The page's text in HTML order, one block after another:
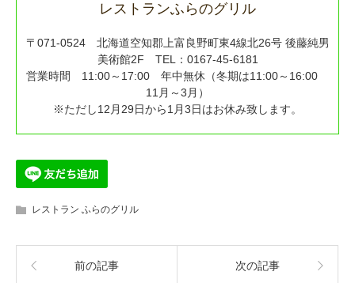
レストランふらのグリル
〒071-0524 北海道空知郡上富良野町東4線北26号 後藤純男
美術館2F TEL：0167-45-6181
営業時間 11:00～17:00 年中無休（冬期は11:00～16:00
11月～3月）
※ただし12月29日から1月3日はお休み致します。
レストラン ふらのグリル
前の記事 次の記事